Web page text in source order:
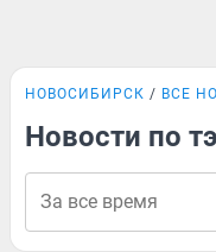
НОВОСИБИРСК ВСЕ
Новости по